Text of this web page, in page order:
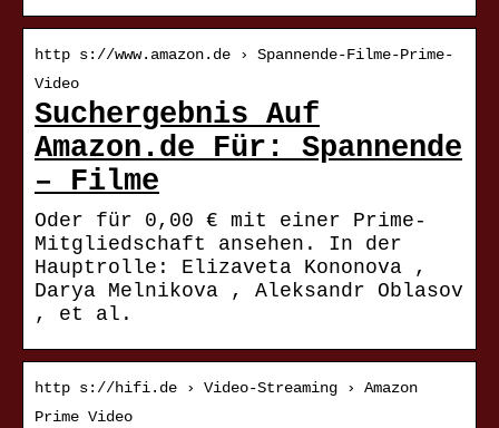
http s://www.amazon.de › Spannende-Filme-Prime-
Video
Suchergebnis Auf
Amazon.de Für: Spannende
– Filme
Oder für 0,00 € mit einer Prime-
Mitgliedschaft ansehen. In der
Hauptrolle: Elizaveta Kononova ,
Darya Melnikova , Aleksandr Oblasov
, et al.
http s://hifi.de › Video-Streaming › Amazon
Prime Video